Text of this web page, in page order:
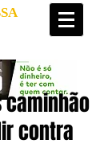
caminhão
contra